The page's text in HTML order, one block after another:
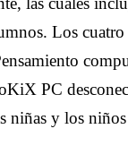
Los
PC
niñas y los